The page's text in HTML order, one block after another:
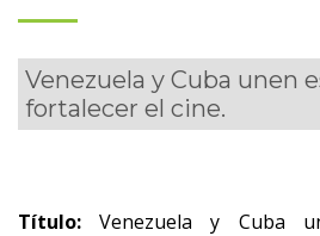
Venezuela y Cuba unen
fortalecer el cine.
Título: Venezuela y Cuba